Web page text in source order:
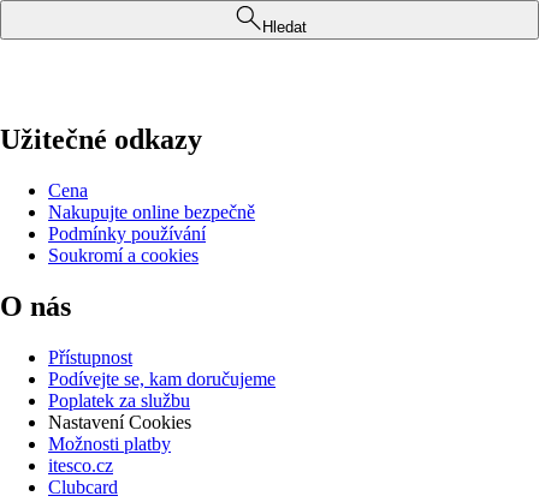
Hledat
Užitečné odkazy
Cena
Nakupujte online bezpečně
Podmínky používání
Soukromí a cookies
O nás
Přístupnost
Podívejte se, kam doručujeme
Poplatek za službu
Nastavení Cookies
Možnosti platby
itesco.cz
Clubcard